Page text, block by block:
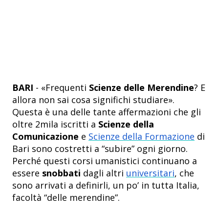
BARI - «Frequenti Scienze delle Merendine? E
allora non sai cosa significhi studiare».
Questa è una delle tante affermazioni che gli
oltre 2mila iscritti a Scienze della
Comunicazione e Scienze della Formazione di
Bari sono costretti a “subire” ogni giorno.
Perché questi corsi umanistici continuano a
essere snobbati dagli altri universitari, che
sono arrivati a definirli, un po’ in tutta Italia,
facoltà “delle merendine”.